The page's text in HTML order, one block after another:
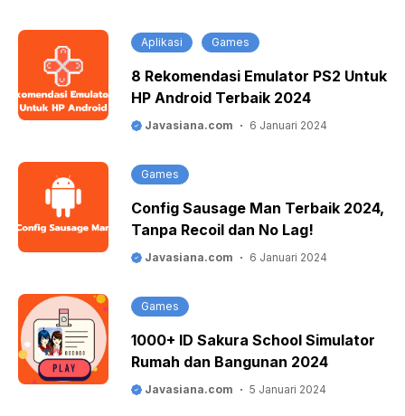
Aplikasi Games
8 Rekomendasi Emulator PS2 Untuk
HP Android Terbaik 2024
Javasiana.com 6 Januari 2024
Games
Config Sausage Man Terbaik 2024,
Tanpa Recoil dan No Lag!
Javasiana.com 6 Januari 2024
Games
1000+ ID Sakura School Simulator
Rumah dan Bangunan 2024
Javasiana.com 5 Januari 2024